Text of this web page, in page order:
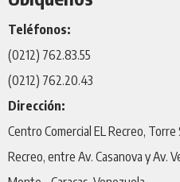
Teléfonos:
(0212) 762.83.55
(0212) 762.20.43
Dirección:
Centro Comercial EL Recreo, Torre
Recreo, entre Av. Casanova y Av.